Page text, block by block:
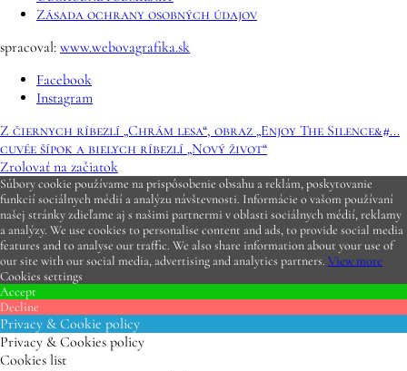
Zásada ochrany osobných údajov
spracoval: www.webovagrafika.sk
Facebook
Instagram
Z čiernych ríbezlí „Chrám lesa“, obraz „Enjoy The Silence&#...
cuvée šípok a bielych ríbezlí „Nový život“
Zrolovať na začiatok
Súbory cookie používame na prispôsobenie obsahu a reklám, poskytovanie
funkcií sociálnych médií a analýzu návštevnosti. Informácie o vašom používaní
našej stránky zdieľame aj s našimi partnermi v oblasti sociálnych médií, reklamy
a analýzy. We use cookies to personalise content and ads, to provide social media
features and to analyse our traffic. We also share information about your use of
our site with our social media, advertising and analytics partners. View more
Cookies settings
Accept
Decline
Privacy & Cookie policy
Privacy & Cookies policy
Cookies list